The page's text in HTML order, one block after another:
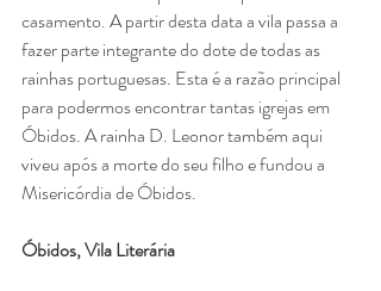
casamento. A partir desta data a vila passa a
fazer parte integrante do dote de todas as
rainhas portuguesas. Esta é a razão principal
para podermos encontrar tantas igrejas em
Óbidos. A rainha D. Leonor também aqui
viveu após a morte do seu filho e fundou a
Misericórdia de Óbidos.
Óbidos, Vila Literária